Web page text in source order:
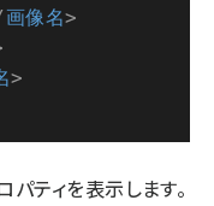
画像名>
>
ティを表示します。